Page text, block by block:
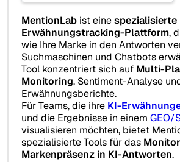
MentionLabist einespezialisierte
Erwähnungstracking-Plattform,
wie Ihre Marke in den Antworten
Suchmaschinen und Chatbots
Tool konzentriert sich auf Multi-
Monitoring, Sentiment-Analyse
Erwähnungsberichte.
Für Teams, die ihre KI-
und die Ergebnisse in einem GEO/
visualisieren möchten, bietet
spezialisierte Tools für das
Markenpräsenz in KI-Antworten.